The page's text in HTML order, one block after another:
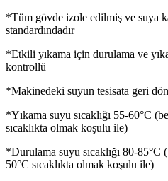
*Tüm gövde izole edilmiş ve suya
standardındadır
*Etkili yıkama için durulama ve
kontrollü
*Makinedeki suyun tesisata geri
*Yıkama suyu sıcaklığı 55-60°C
sıcaklıkta olmak koşulu ile)
*Durulama suyu sıcaklığı 80-85°C
50°C sıcaklıkta olmak koşulu ile)